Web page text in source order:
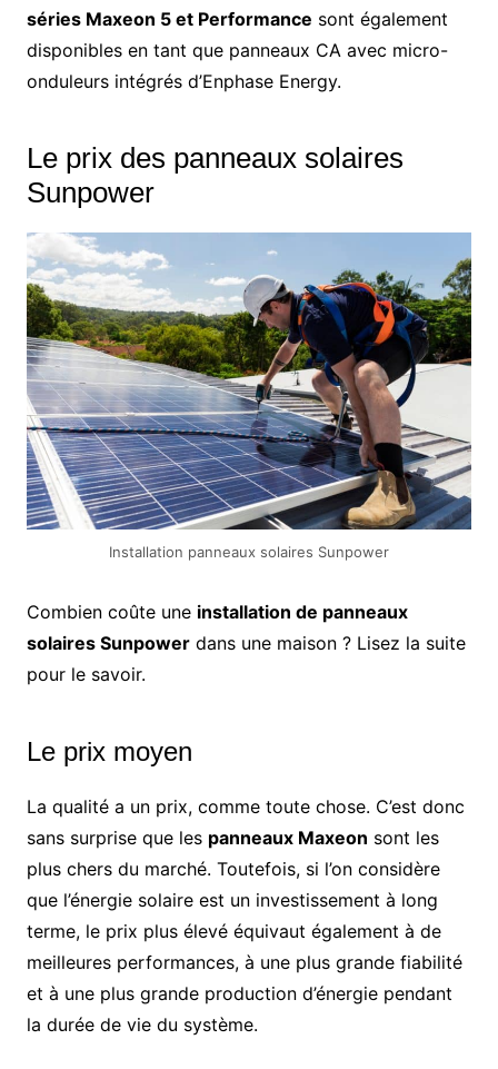
séries Maxeon 5 et Performance sont également
disponibles en tant que panneaux CA avec micro-
onduleurs intégrés d’Enphase Energy.
Le prix des panneaux solaires
Sunpower
Installation panneaux solaires Sunpower
Combien coûte une installation de panneaux
solaires Sunpowerdans une maison ? Lisez la suite
pour le savoir.
Le prix moyen
La qualité a un prix, comme toute chose. C’est donc
sans surprise que les panneaux Maxeon sont les
plus chers du marché. Toutefois, si l’on considère
que l’énergie solaire est un investissement à long
terme, le prix plus élevé équivaut également à de
meilleures performances, à une plus grande fiabilité
et à une plus grande production d’énergie pendant
la durée de vie du système.